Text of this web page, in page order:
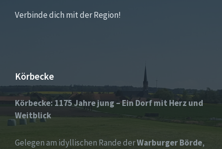
Verbinde dich mit der Region!
Körbecke
Körbecke: 1175 Jahre jung – Ein Dorf mit Herz und
Weitblick
Gelegen am idyllischen Rande derWarburger Börde,